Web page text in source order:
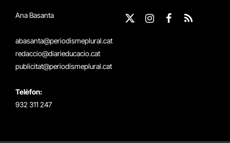
Ana Basanta
abasanta@periodismeplural.cat
redaccio@diarieducacio.cat
publicitat@periodismeplural.cat
Telèfon:
932 311 247
X
Instagram
Facebook
RSS